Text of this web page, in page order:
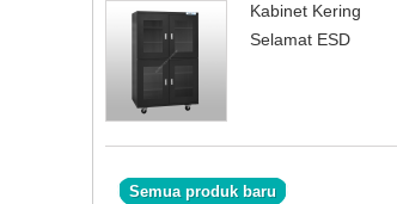
Kabinet Kering
Selamat ESD
Semua produk baru